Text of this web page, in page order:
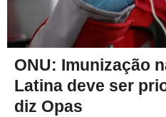
ONU: Imunização
Latina deve ser
diz Opas